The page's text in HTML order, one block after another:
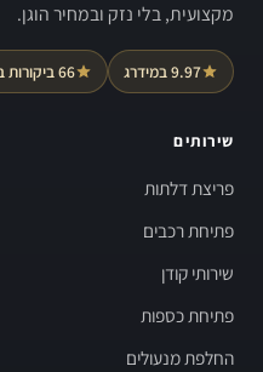
מקצועית, בלי נזק ובמחיר הוגן.
9.97 במידרג 66 ביקורות בגוגל
שירותים
פריצת דלתות
פתיחת רכבים
שירותי קודן
פתיחת כספות
החלפת מנעולים